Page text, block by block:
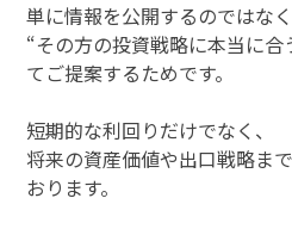
単に情報を公開するのではなく
“その方の投資戦略に本当に
てご提案するためです。
短期的な利回りだけでなく、
将来の資産価値や出口戦略ま
おります。